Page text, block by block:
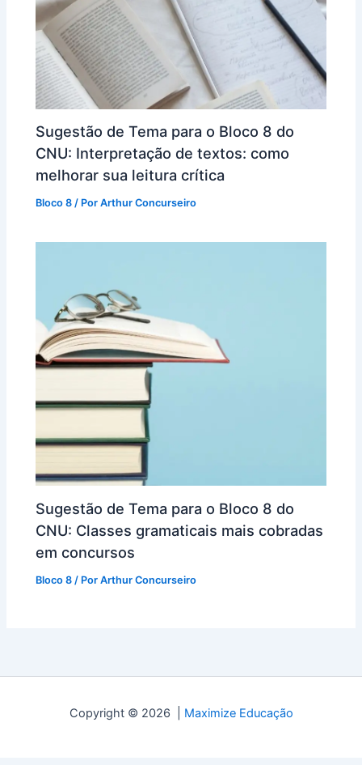
Sugestão de Tema para o Bloco 8 do
CNU: Interpretação de textos: como
melhorar sua leitura crítica
Bloco 8 / PorArthur Concurseiro
Sugestão de Tema para o Bloco 8 do
CNU: Classes gramaticais mais cobradas
em concursos
Bloco 8 / PorArthur Concurseiro
Copyright © 2026 | Maximize Educação